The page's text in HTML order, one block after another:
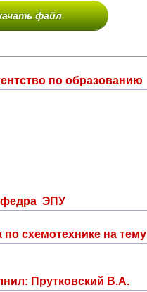
файл
по образованию
ЭПУ
по схемотехнике на тему
Прутковский В.А.